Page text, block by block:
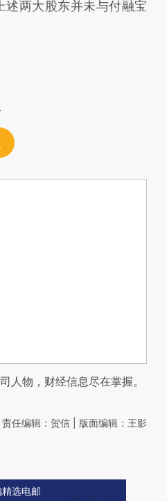
述两大股东并未与付融宝
人物，财经信息尽在掌握。
责任编辑：贺信 | 版面编辑：王影
选电邮